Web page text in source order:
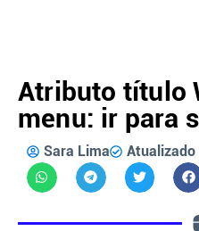
Atributo título
menu: ir para
Sara Lima